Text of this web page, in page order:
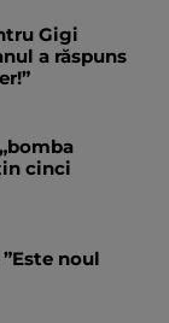
Gigi
a răspuns
cinci
noul